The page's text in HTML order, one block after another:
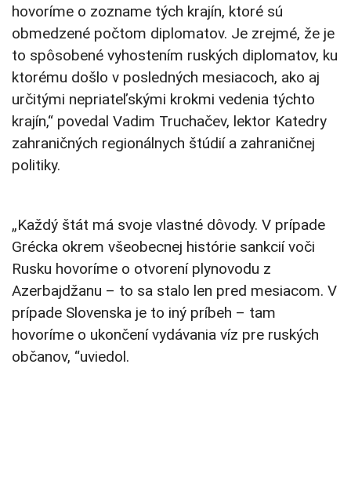
hovoríme o zozname tých krajín, ktoré sú
obmedzené počtom diplomatov. Je zrejmé, že je
to spôsobené vyhostením ruských diplomatov, ku
ktorému došlo v posledných mesiacoch, ako aj
určitými nepriateľskými krokmi vedenia týchto
krajín,“ povedal Vadim Truchačev, lektor Katedry
zahraničných regionálnych štúdií a zahraničnej
politiky.
„Každý štát má svoje vlastné dôvody. V prípade
Grécka okrem všeobecnej histórie sankcií voči
Rusku hovoríme o otvorení plynovodu z
Azerbajdžanu – to sa stalo len pred mesiacom. V
prípade Slovenska je to iný príbeh – tam
hovoríme o ukončení vydávania víz pre ruských
občanov, “uviedol.